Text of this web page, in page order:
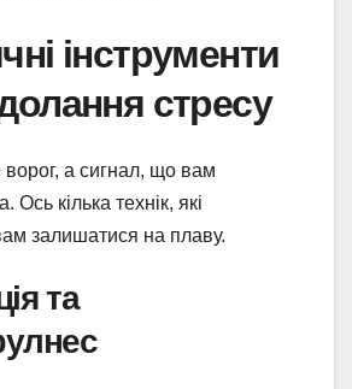
інструменти
стресу
а сигнал, що вам
Ось кілька технік, які
залишатися на плаву.
та